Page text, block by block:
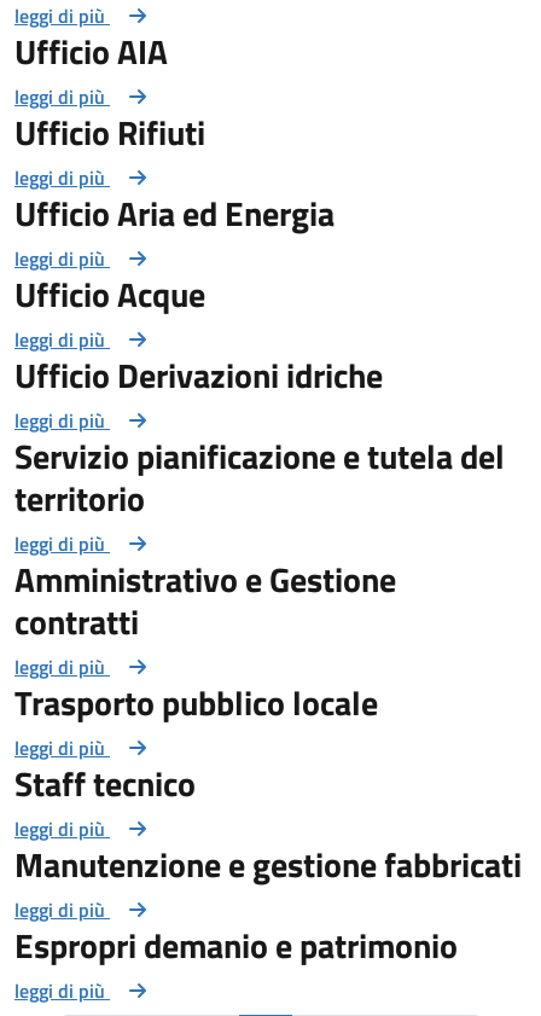
leggi di più
Ufficio AIA
leggi di più
Ufficio Rifiuti
leggi di più
Ufficio Aria ed Energia
leggi di più
Ufficio Acque
leggi di più
Ufficio Derivazioni idriche
leggi di più
Servizio pianificazione e tutela del
territorio
leggi di più
Amministrativo e Gestione
contratti
leggi di più
Trasporto pubblico locale
leggi di più
Staff tecnico
leggi di più
Manutenzione e gestione fabbricati
leggi di più
Espropri demanio e patrimonio
leggi di più